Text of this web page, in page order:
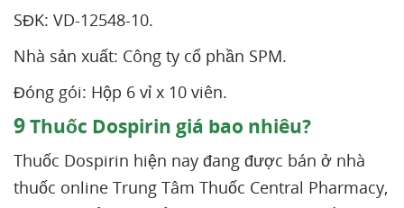
SĐK: VD-12548-10.
Nhà sản xuất: Công ty cổ phần SPM.
Đóng gói: Hộp 6 vỉ x 10 viên.
9Thuốc Dospirin giá bao nhiêu?
Thuốc Dospirin hiện nay đang được bán ở nhà
thuốc online Trung Tâm Thuốc Central Pharmacy,